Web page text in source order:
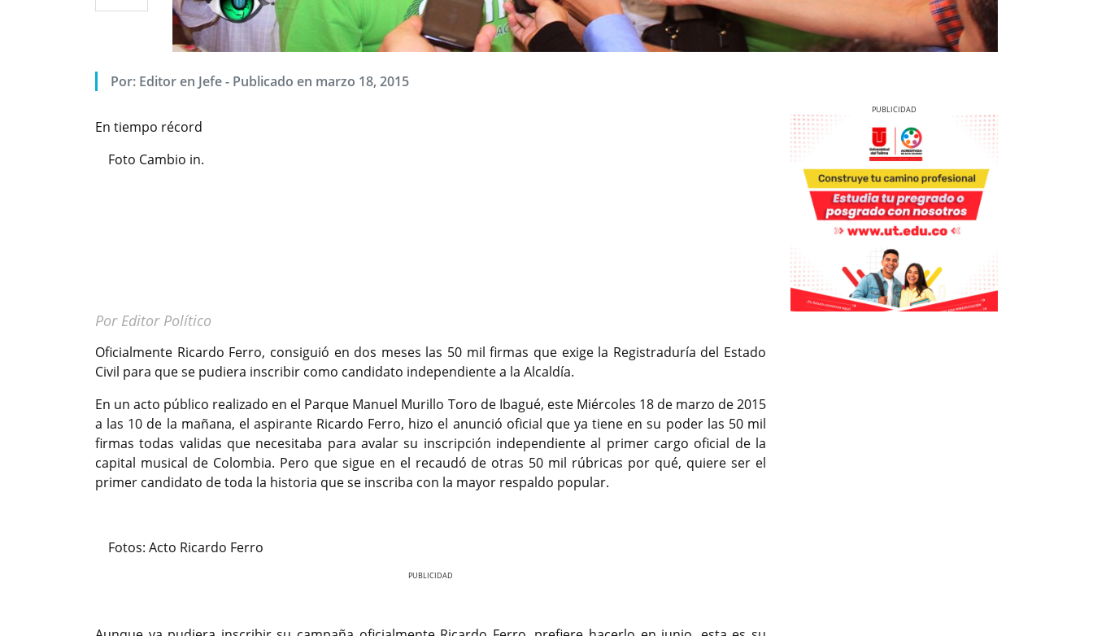
Por: Editor en Jefe - Publicado en marzo 18, 2015
En tiempo récord
Foto Cambio in.
Por Editor Político
Oficialmente Ricardo Ferro, consiguió en dos meses las 50 mil firmas que exige la Registraduría del Estado
Civil para que se pudiera inscribir como candidato independiente a la Alcaldía.
En un acto público realizado en el Parque Manuel Murillo Toro de Ibagué, este Miércoles 18 de marzo de 2015
a las 10 de la mañana, el aspirante Ricardo Ferro, hizo el anunció oficial que ya tiene en su poder las 50 mil
firmas todas validas que necesitaba para avalar su inscripción independiente al primer cargo oficial de la
capital musical de Colombia. Pero que sigue en el recaudó de otras 50 mil rúbricas por qué, quiere ser el
primer candidato de toda la historia que se inscriba con la mayor respaldo popular.
Fotos: Acto Ricardo Ferro
Previous